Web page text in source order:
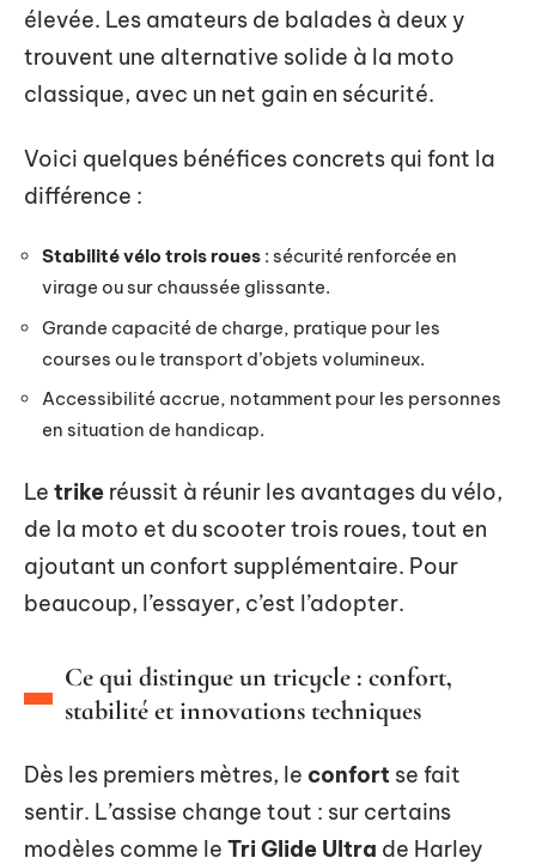
élevée. Les amateurs de balades à deux y
trouvent une alternative solide à la moto
classique, avec un net gain en sécurité.
Voici quelques bénéfices concrets qui font la
différence :
Stabilité vélo trois roues : sécurité renforcée en
virage ou sur chaussée glissante.
Grande capacité de charge, pratique pour les
courses ou le transport d’objets volumineux.
Accessibilité accrue, notamment pour les personnes
en situation de handicap.
Le trike réussit à réunir les avantages du vélo,
de la moto et du scooter trois roues, tout en
ajoutant un confort supplémentaire. Pour
beaucoup, l’essayer, c’est l’adopter.
Ce qui distingue un tricycle : confort,
stabilité et innovations techniques
Dès les premiers mètres, le confort se fait
sentir. L’assise change tout : sur certains
modèles comme le Tri Glide Ultra de Harley